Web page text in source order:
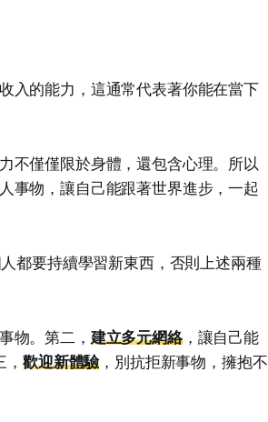
入的能力，這通常代表著你能在當下
不僅僅限於身體，還包含心理。所以
事物，讓自己能跟著世界進步，一起
都要持續學習新東西，否則上述兩種
物。第二， 建立多元網絡，讓自己能
，歡迎新體驗，別抗拒新事物，擁抱不